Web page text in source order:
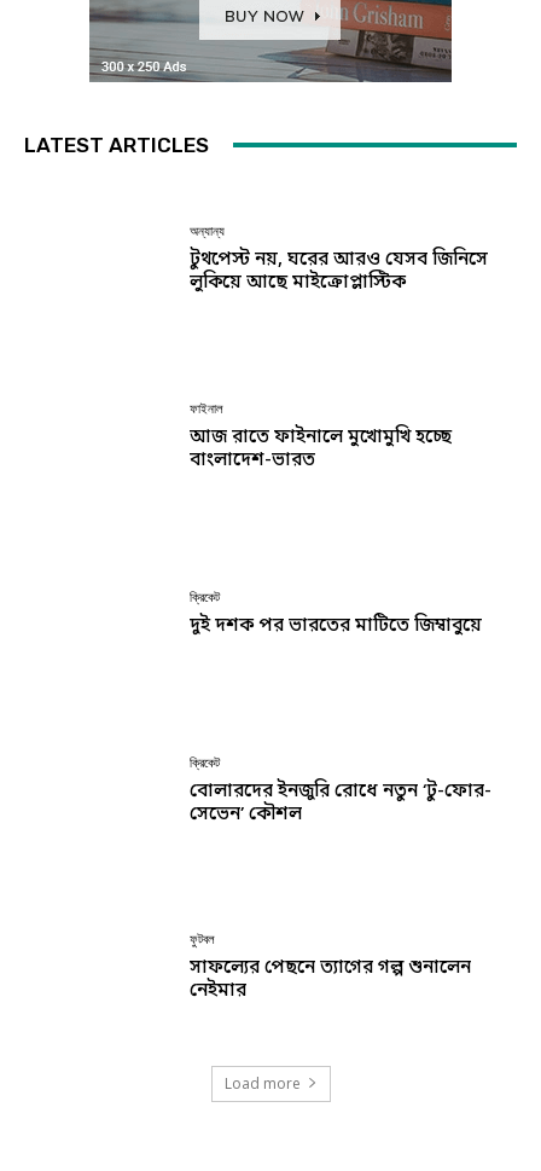
LATEST ARTICLES
অন্যান্য
টুথপেস্ট নয়, ঘরের আরও যেসব জিনিসে
লুকিয়ে আছে মাইক্রোপ্লাস্টিক
ফাইনাল
আজ রাতে ফাইনালে মুখোমুখি হচ্ছে
বাংলাদেশ-ভারত
ক্রিকেট
দুই দশক পর ভারতের মাটিতে জিম্বাবুয়ে
ক্রিকেট
বোলারদের ইনজুরি রোধে নতুন ‘টু-ফোর-
সেভেন’ কৌশল
ফুটবল
সাফল্যের পেছনে ত্যাগের গল্প শুনালেন
নেইমার
Load more